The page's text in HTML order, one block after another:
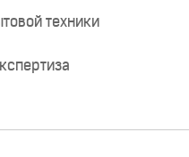
техники